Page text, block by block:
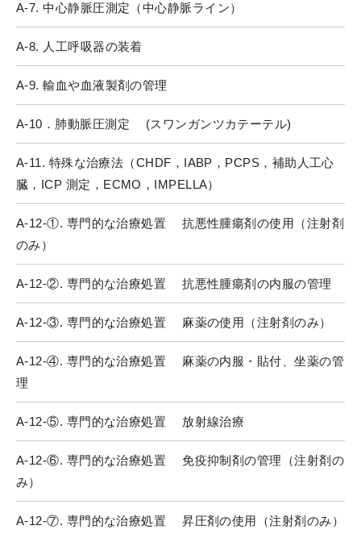
A-7. 中心静脈圧測定（中心静脈ライン）
A-8. 人工呼吸器の装着
A-9. 輸血や血液製剤の管理
A-10．肺動脈圧測定 (スワンガンツカテーテル)
A-11. 特殊な治療法（CHDF，IABP，PCPS，補助人工心
臓，ICP 測定，ECMO，IMPELLA）
A-12-①. 専門的な治療処置 抗悪性腫瘍剤の使用（注射剤
のみ）
A-12-②. 専門的な治療処置 抗悪性腫瘍剤の内服の管理
A-12-③. 専門的な治療処置 麻薬の使用（注射剤のみ）
A-12-④. 専門的な治療処置 麻薬の内服・貼付、坐薬の管
理
A-12-⑤. 専門的な治療処置 放射線治療
A-12-⑥. 専門的な治療処置 免疫抑制剤の管理（注射剤の
み）
A-12-⑦. 専門的な治療処置 昇圧剤の使用（注射剤のみ）